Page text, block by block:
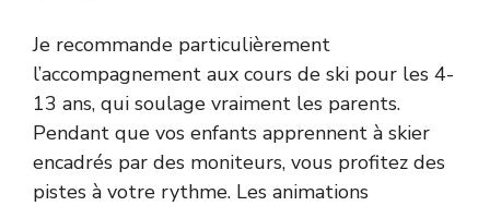
Je recommande particulièrement
l’accompagnement aux cours de ski pour les 4-
13 ans, qui soulage vraiment les parents.
Pendant que vos enfants apprennent à skier
encadrés par des moniteurs, vous profitez des
pistes à votre rythme. Les animations